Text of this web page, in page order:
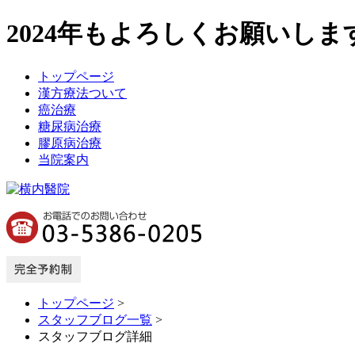
2024年もよろしくお願いし
トップページ
漢方療法ついて
癌治療
糖尿病治療
膠原病治療
当院案内
トップページ >
スタッフブログ一覧 >
スタッフブログ詳細